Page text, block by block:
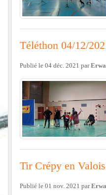
Téléthon 04/12/
Publié le 04 déc. 2021 par
Tir Crépy en
Publié le 01 nov. 2021 par